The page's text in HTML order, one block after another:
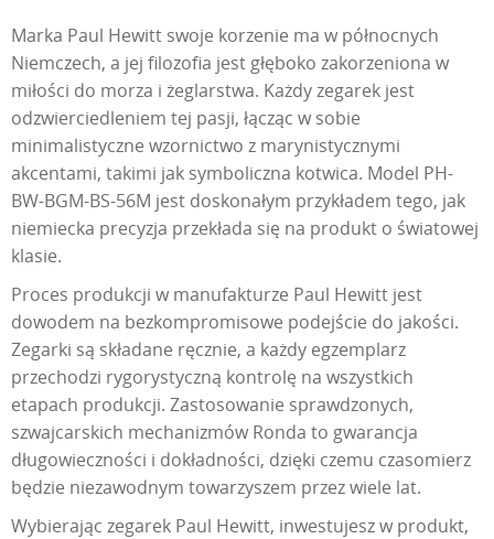
Marka Paul Hewitt swoje korzenie ma w północnych
Niemczech, a jej filozofia jest głęboko zakorzeniona w
miłości do morza i żeglarstwa. Każdy zegarek jest
odzwierciedleniem tej pasji, łącząc w sobie
minimalistyczne wzornictwo z marynistycznymi
akcentami, takimi jak symboliczna kotwica. Model PH-
BW-BGM-BS-56M jest doskonałym przykładem tego, jak
niemiecka precyzja przekłada się na produkt o światowej
klasie.
Proces produkcji w manufakturze Paul Hewitt jest
dowodem na bezkompromisowe podejście do jakości.
Zegarki są składane ręcznie, a każdy egzemplarz
przechodzi rygorystyczną kontrolę na wszystkich
etapach produkcji. Zastosowanie sprawdzonych,
szwajcarskich mechanizmów Ronda to gwarancja
długowieczności i dokładności, dzięki czemu czasomierz
będzie niezawodnym towarzyszem przez wiele lat.
Wybierając zegarek Paul Hewitt, inwestujesz w produkt,